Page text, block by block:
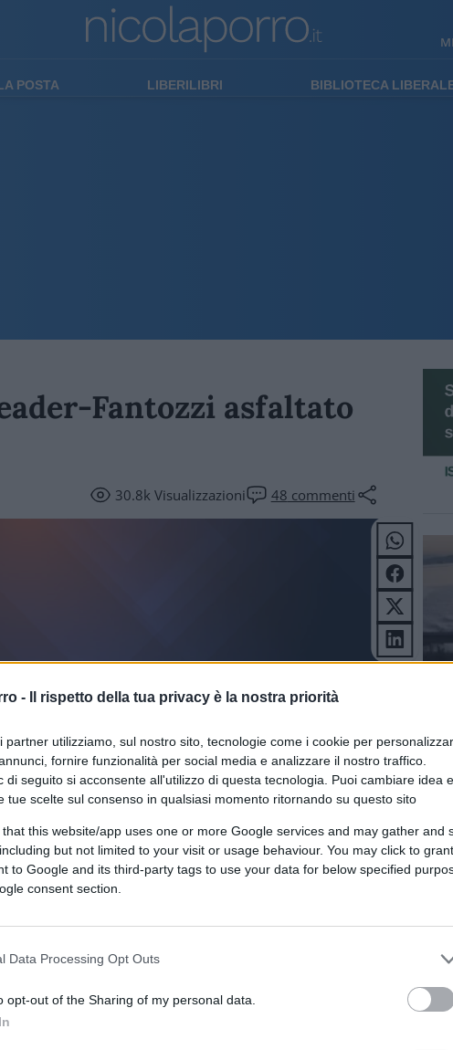
- Il rispetto della tua privacy è la nostra priorità
partner utilizziamo, sul nostro sito, tecnologie come i cookie per
fornire funzionalità per social media e analizzare il nostro traffico.
di seguito si acconsente all'utilizzo di questa tecnologia. Puoi cambiare idea e
tue scelte sul consenso in qualsiasi momento ritornando su questo sito
that this website/app uses one or more Google services and may gather and
but not limited to your visit or usage behaviour. You may click to
to Google and its third-party tags to use your data for below specified
consent section.
Data Processing Opt Outs
opt-out of the Sharing of my personal data.
POSTA LIBERILIBRI BIBLIOTECA
Fantozzi asfaltato
30.8kVisualizzazioni 48 commenti
CLICCA QUI
che vanno sempre di corsa, trafelati, ma